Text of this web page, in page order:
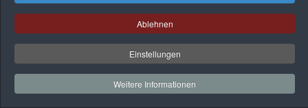
Ablehnen
Einstellungen
Weitere Informationen